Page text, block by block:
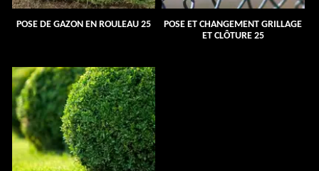
POSE DE GAZON EN ROULEAU 25
POSE ET CHANGEMENT GRILLAGE
ET CLÔTURE 25